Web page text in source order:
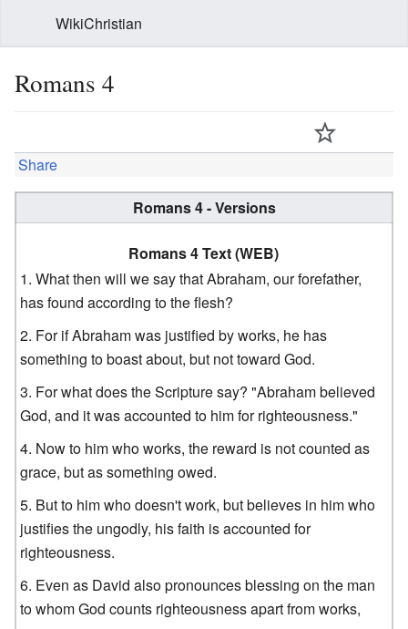
WikiChristian
Romans 4
Share
Romans 4 - Versions
Romans 4 Text (WEB)
What then will we say that Abraham, our forefather,
has found according to the flesh?
For if Abraham was justified by works, he has
something to boast about, but not toward God.
For what does the Scripture say? "Abraham believed
God, and it was accounted to him for righteousness."
Now to him who works, the reward is not counted as
grace, but as something owed.
But to him who doesn't work, but believes in him who
justifies the ungodly, his faith is accounted for
righteousness.
Even as David also pronounces blessing on the man
to whom God counts righteousness apart from works,